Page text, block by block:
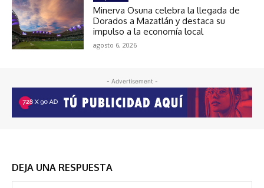
Minerva Osuna celebra la llegada de
Dorados a Mazatlán y destaca su
impulso a la economía local
agosto 6, 2026
- Advertisement -
DEJA UNA RESPUESTA